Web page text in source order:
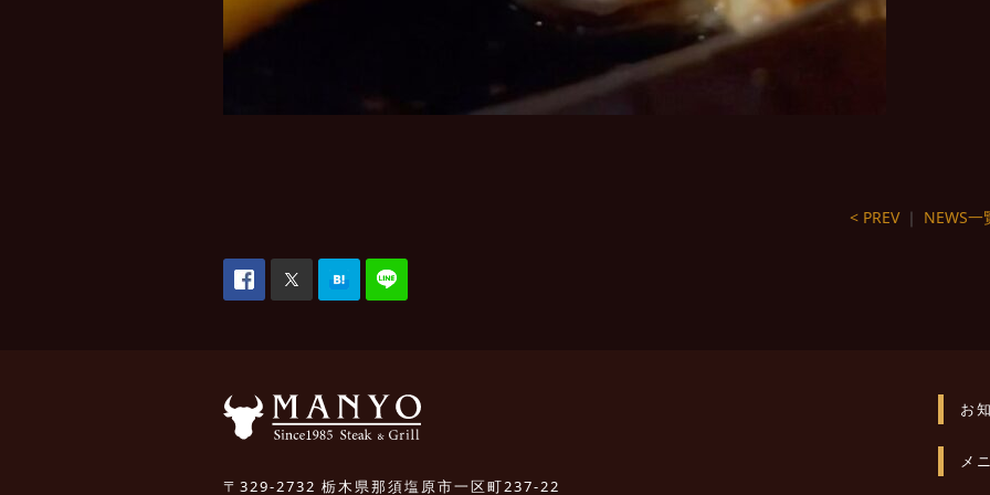
< PREV｜ NEWS一
〒329-2732 栃木県那須塩原市一区町237-22
お
メ